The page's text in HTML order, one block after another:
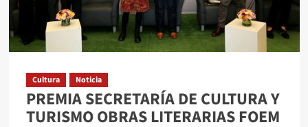
ECONOMÍA
MEXIQUENSE,
REFIEREN
Cultura Noticia
PREMIA SECRETARÍA DE CULTURA Y
TURISMO OBRAS LITERARIAS FOEM